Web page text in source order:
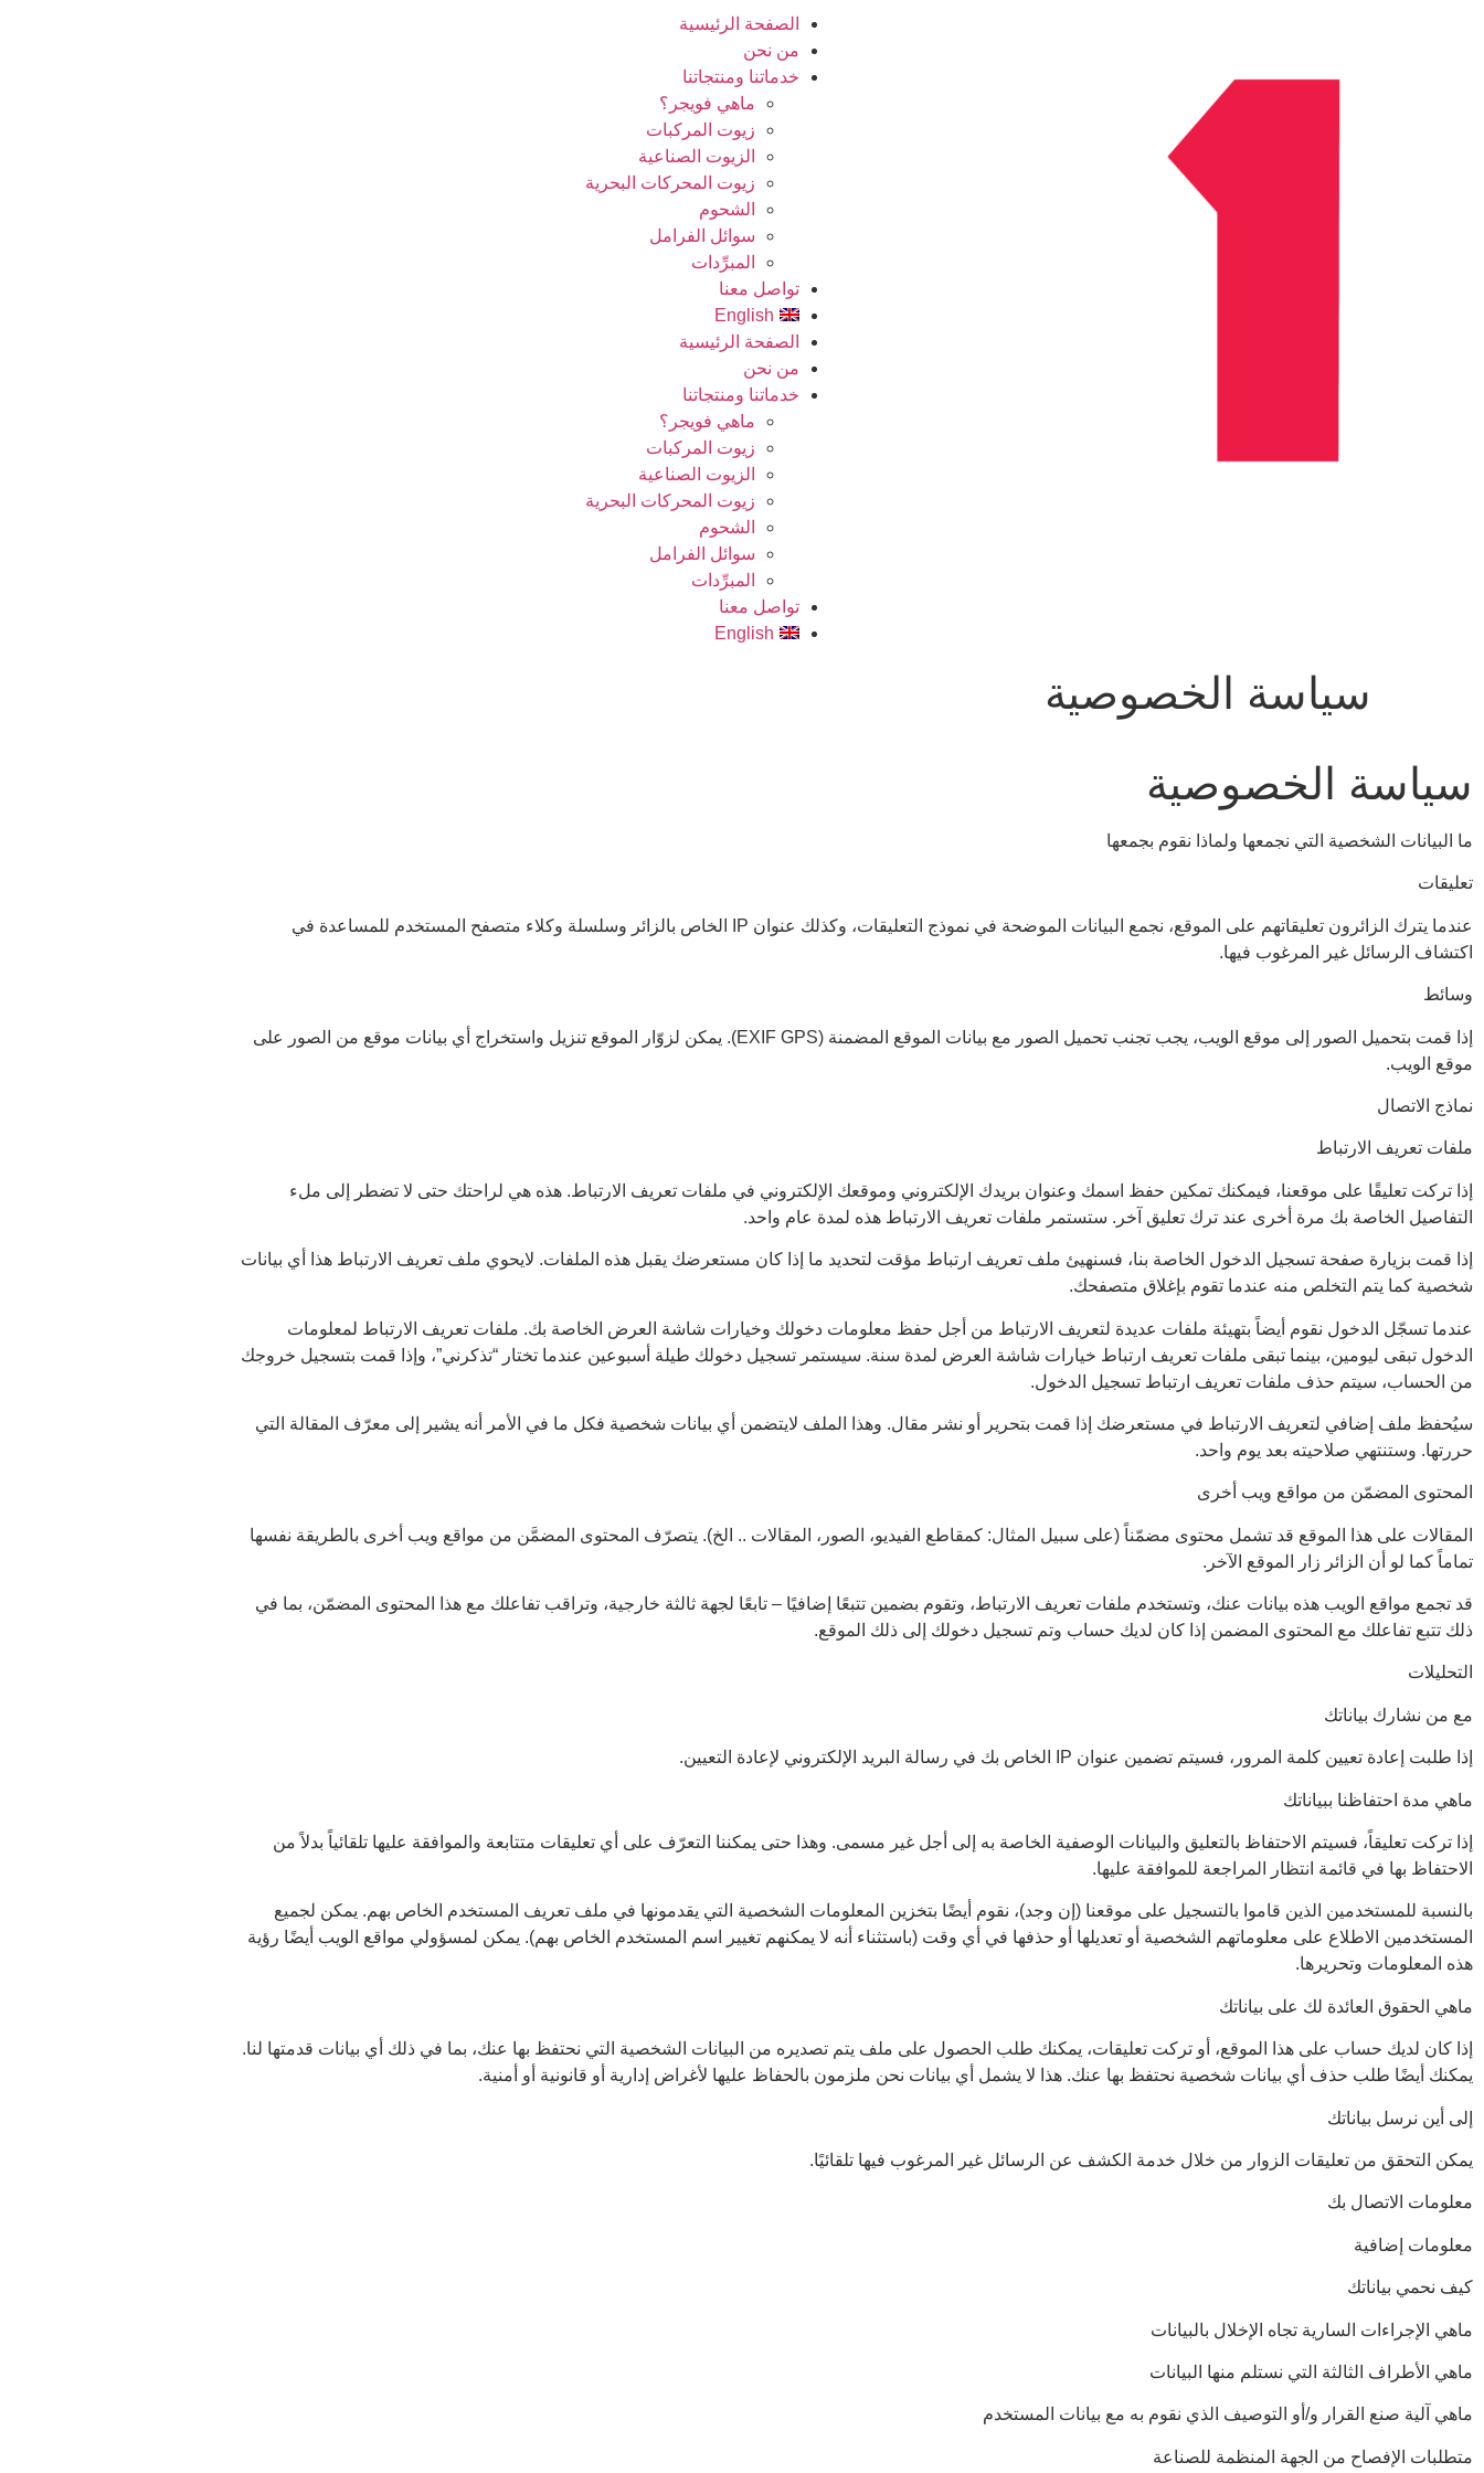
الصفحة الرئيسية
من نحن
خدماتنا ومنتجاتنا
ماهي فويجر؟
زيوت المركبات
الزيوت الصناعية
زيوت المحركات البحرية
الشحوم
سوائل الفرامل
المبرِّدات
تواصل معنا
English
الصفحة الرئيسية
من نحن
خدماتنا ومنتجاتنا
ماهي فويجر؟
زيوت المركبات
الزيوت الصناعية
زيوت المحركات البحرية
الشحوم
سوائل الفرامل
المبرِّدات
تواصل معنا
English
سياسة الخصوصية
سياسة الخصوصية
ما البيانات الشخصية التي نجمعها ولماذا نقوم بجمعها
تعليقات
عندما يترك الزائرون تعليقاتهم على الموقع، نجمع البيانات الموضحة في نموذج التعليقات، وكذلك عنوان IP الخاص بالزائر وسلسلة وكلاء متصفح المستخدم للمساعدة في
اكتشاف الرسائل غير المرغوب فيها.
وسائط
إذا قمت بتحميل الصور إلى موقع الويب، يجب تجنب تحميل الصور مع بيانات الموقع المضمنة (EXIF GPS). يمكن لزوّار الموقع تنزيل واستخراج أي بيانات موقع من الصور على
موقع الويب.
نماذج الاتصال
ملفات تعريف الارتباط
إذا تركت تعليقًا على موقعنا، فيمكنك تمكين حفظ اسمك وعنوان بريدك الإلكتروني وموقعك الإلكتروني في ملفات تعريف الارتباط. هذه هي لراحتك حتى لا تضطر إلى ملء
التفاصيل الخاصة بك مرة أخرى عند ترك تعليق آخر. ستستمر ملفات تعريف الارتباط هذه لمدة عام واحد.
إذا قمت بزيارة صفحة تسجيل الدخول الخاصة بنا، فسنهيئ ملف تعريف ارتباط مؤقت لتحديد ما إذا كان مستعرضك يقبل هذه الملفات. لايحوي ملف تعريف الارتباط هذا أي بيانات
شخصية كما يتم التخلص منه عندما تقوم بإغلاق متصفحك.
عندما تسجّل الدخول نقوم أيضاً بتهيئة ملفات عديدة لتعريف الارتباط من أجل حفظ معلومات دخولك وخيارات شاشة العرض الخاصة بك. ملفات تعريف الارتباط لمعلومات
الدخول تبقى ليومين، بينما تبقى ملفات تعريف ارتباط خيارات شاشة العرض لمدة سنة. سيستمر تسجيل دخولك طيلة أسبوعين عندما تختار “تذكرني”، وإذا قمت بتسجيل خروجك
من الحساب، سيتم حذف ملفات تعريف ارتباط تسجيل الدخول.
سيُحفظ ملف إضافي لتعريف الارتباط في مستعرضك إذا قمت بتحرير أو نشر مقال. وهذا الملف لايتضمن أي بيانات شخصية فكل ما في الأمر أنه يشير إلى معرّف المقالة التي
حررتها. وستنتهي صلاحيته بعد يوم واحد.
المحتوى المضمّن من مواقع ويب أخرى
المقالات على هذا الموقع قد تشمل محتوى مضمّناً (على سبيل المثال: كمقاطع الفيديو، الصور، المقالات .. الخ). يتصرّف المحتوى المضمَّن من مواقع ويب أخرى بالطريقة نفسها
تماماً كما لو أن الزائر زار الموقع الآخر.
قد تجمع مواقع الويب هذه بيانات عنك، وتستخدم ملفات تعريف الارتباط، وتقوم بضمين تتبعًا إضافيًا – تابعًا لجهة ثالثة خارجية، وتراقب تفاعلك مع هذا المحتوى المضمّن، بما في
ذلك تتبع تفاعلك مع المحتوى المضمن إذا كان لديك حساب وتم تسجيل دخولك إلى ذلك الموقع.
التحليلات
مع من نشارك بياناتك
إذا طلبت إعادة تعيين كلمة المرور، فسيتم تضمين عنوان IP الخاص بك في رسالة البريد الإلكتروني لإعادة التعيين.
ماهي مدة احتفاظنا ببياناتك
إذا تركت تعليقاً، فسيتم الاحتفاظ بالتعليق والبيانات الوصفية الخاصة به إلى أجل غير مسمى. وهذا حتى يمكننا التعرّف على أي تعليقات متتابعة والموافقة عليها تلقائياً بدلاً من
الاحتفاظ بها في قائمة انتظار المراجعة للموافقة عليها.
بالنسبة للمستخدمين الذين قاموا بالتسجيل على موقعنا (إن وجد)، نقوم أيضًا بتخزين المعلومات الشخصية التي يقدمونها في ملف تعريف المستخدم الخاص بهم. يمكن لجميع
المستخدمين الاطلاع على معلوماتهم الشخصية أو تعديلها أو حذفها في أي وقت (باستثناء أنه لا يمكنهم تغيير اسم المستخدم الخاص بهم). يمكن لمسؤولي مواقع الويب أيضًا رؤية
هذه المعلومات وتحريرها.
ماهي الحقوق العائدة لك على بياناتك
إذا كان لديك حساب على هذا الموقع، أو تركت تعليقات، يمكنك طلب الحصول على ملف يتم تصديره من البيانات الشخصية التي نحتفظ بها عنك، بما في ذلك أي بيانات قدمتها لنا.
يمكنك أيضًا طلب حذف أي بيانات شخصية نحتفظ بها عنك. هذا لا يشمل أي بيانات نحن ملزمون بالحفاظ عليها لأغراض إدارية أو قانونية أو أمنية.
إلى أين نرسل بياناتك
يمكن التحقق من تعليقات الزوار من خلال خدمة الكشف عن الرسائل غير المرغوب فيها تلقائيًا.
معلومات الاتصال بك
معلومات إضافية
كيف نحمي بياناتك
ماهي الإجراءات السارية تجاه الإخلال بالبيانات
ماهي الأطراف الثالثة التي نستلم منها البيانات
ماهي آلية صنع القرار و/أو التوصيف الذي نقوم به مع بيانات المستخدم
متطلبات الإفصاح من الجهة المنظمة للصناعة